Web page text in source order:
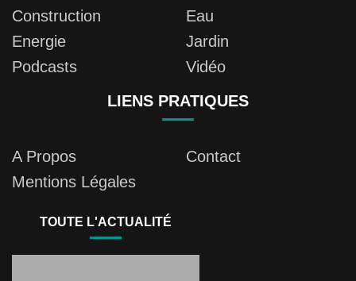
Construction
Eau
Energie
Jardin
Podcasts
Vidéo
LIENS PRATIQUES
A Propos
Contact
Mentions Légales
TOUTE L'ACTUALITÉ